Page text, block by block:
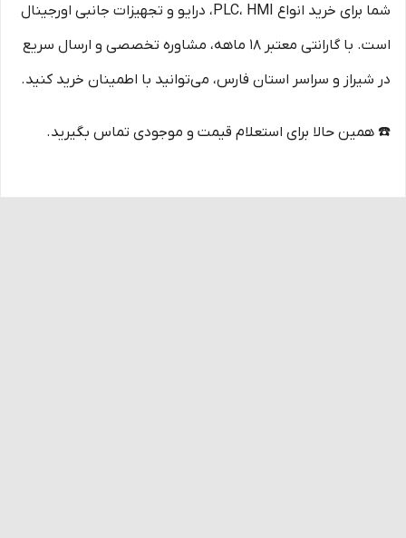
شما برای خرید انواع PLC، HMI، درایو و تجهیزات جانبی اورجینال
است. با گارانتی معتبر ۱۸ ماهه، مشاوره تخصصی و ارسال سریع
در شیراز و سراسر استان فارس، می‌توانید با اطمینان خرید کنید.
☎️ همین حالا برای استعلام قیمت و موجودی تماس بگیرید.